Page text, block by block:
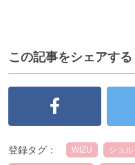
この記事をシェアする
登録タグ： WIZU ショ